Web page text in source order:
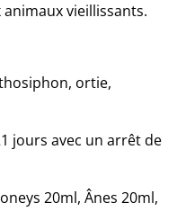
animaux vieillissants.
ortie,
jours avec un arrêt de
20ml, Ânes 20ml,